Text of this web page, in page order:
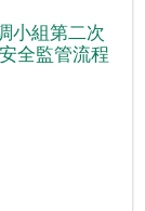
小組第二次
全監管流程